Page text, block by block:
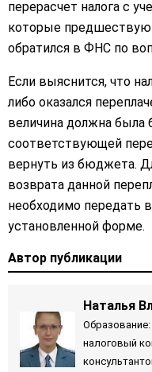
перерасчет налога с
которые
обратился в ФНС по
Если выяснится, что
либо оказался
величина должна
соответствующей
вернуть из бюджета.
возврата данной
необходимо передать
установленной форме.
Автор публикации
Наталья
налоговый